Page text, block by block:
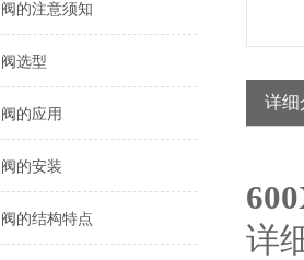
的注意须知
选型
的应用
的安装
的结构特点
详细
详